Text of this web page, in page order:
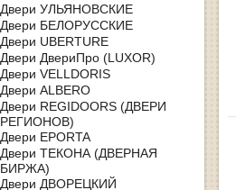
Двери УЛЬЯНОВСКИЕ
Двери БЕЛОРУССКИЕ
Двери UBERTURE
Двери ДвериПро (LUXOR)
Двери VELLDORIS
Двери ALBERO
Двери REGIDOORS (ДВЕРИ
РЕГИОНОВ)
Двери EPORTA
Двери ТЕКОНА (ДВЕРНАЯ
БИРЖА)
Двери ДВОРЕЦКИЙ